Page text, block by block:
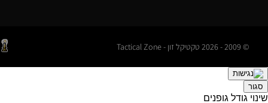
© 2009 - 2026 טקטיקל זון - Tactical Zone
סגור
שינוי גודל גופנים